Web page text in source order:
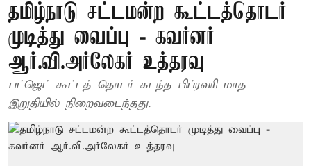
தமிழ்நாடு சட்டமன்ற கூட்டத்தொடர்
முடித்து வைப்பு - கவர்னர்
ஆர்.வி.அர்லேகர் உத்தரவு
பட்ஜெட் கூட்டத் தொடர் கடந்த பிப்ரவரி மாத
இறுதியில் நிறைவடைந்தது.